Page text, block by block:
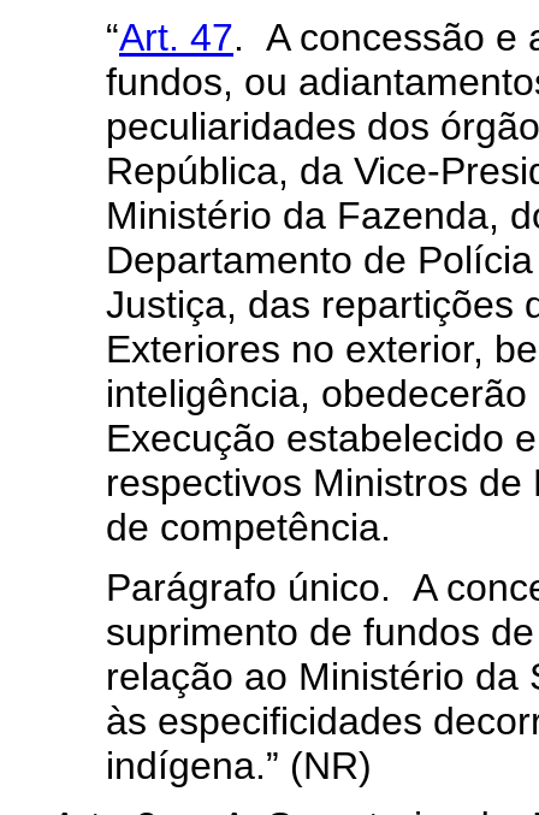
“Art. 47. A concessão e
fundos, ou
peculiaridades dos
República, da Vice-
Ministério da Fazenda,
Departamento de
Justiça, das repartições
Exteriores no exterior,
inteligência,
Execução estabelecido
respectivos Ministros
de competência.
Parágrafo único. A
suprimento de fundos
relação ao Ministério da
às especificidades
indígena.” (NR)